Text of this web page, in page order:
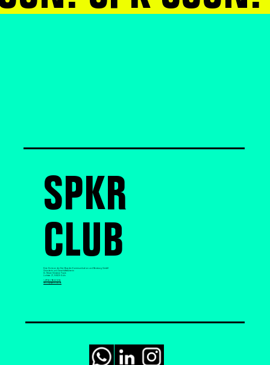
SPKR
CLUB
Eine Division der Drei Brueder Kommunikation und Beratung GmbH
Gründerin und Geschäftsführerin
Dr. Marie-Christine Frank
Lichtstr. 21, 50825 Köln
+49 160 9653 1236
hello@spkrclub.de